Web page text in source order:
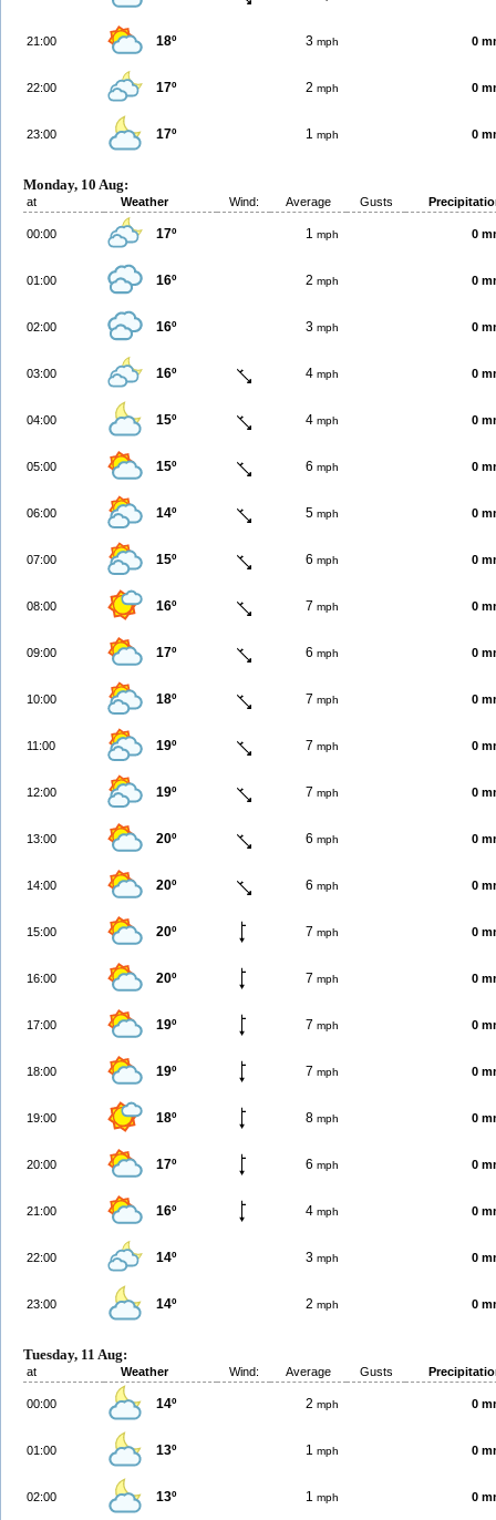
21:00 18º 3 mph 0
22:00 17º 2 mph 0
23:00 17º 1 mph 0
Monday, 10 Aug:
at Weather Wind: Average Gusts
00:00 17º 1 mph 0
01:00 16º 2 mph 0
02:00 16º 3 mph 0
03:00 16º 4 mph 0
04:00 15º 4 mph 0
05:00 15º 6 mph 0
06:00 14º 5 mph 0
07:00 15º 6 mph 0
08:00 16º 7 mph 0
09:00 17º 6 mph 0
10:00 18º 7 mph 0
11:00 19º 7 mph 0
12:00 19º 7 mph 0
13:00 20º 6 mph 0
14:00 20º 6 mph 0
15:00 20º 7 mph 0
16:00 20º 7 mph 0
17:00 19º 7 mph 0
18:00 19º 7 mph 0
19:00 18º 8 mph 0
20:00 17º 6 mph 0
21:00 16º 4 mph 0
22:00 14º 3 mph 0
23:00 14º 2 mph 0
Tuesday, 11 Aug:
at Weather Wind: Average Gusts
00:00 14º 2 mph 0
01:00 13º 1 mph 0
02:00 13º 1 mph 0